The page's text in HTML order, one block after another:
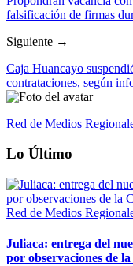
falsificación de firmas
Siguiente →
Caja Huancayo
contrataciones, según
Red de Medios
Lo Último
Red de Medios
Juliaca: entrega del
por observaciones de